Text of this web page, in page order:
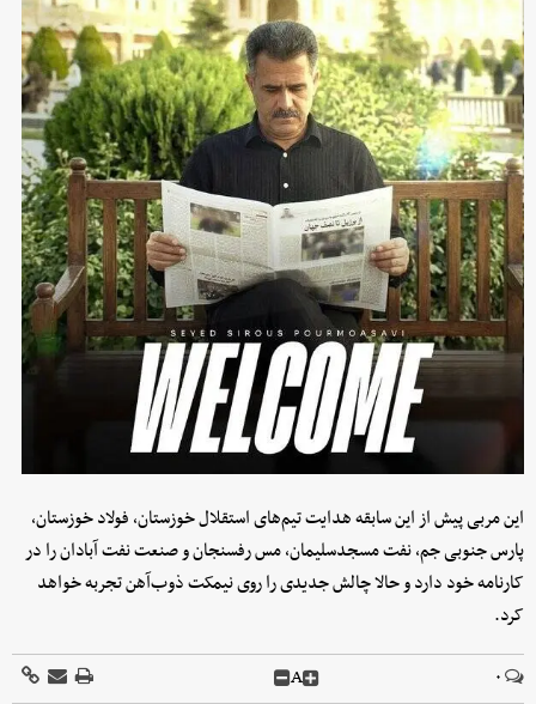
این مربی پیش از این سابقه هدایت تیم‌های استقلال خوزستان، فولاد خوزستان،
پارس جنوبی جم، نفت مسجدسلیمان، مس رفسنجان و صنعت نفت آبادان را در
کارنامه خود دارد و حالا چالش جدیدی را روی نیمکت ذوب‌آهن تجربه خواهد
کرد.
۰ A